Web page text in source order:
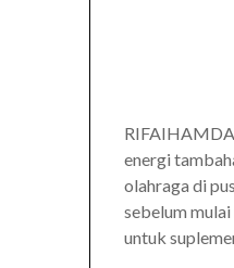
energi
olahraga di
sebelum
untuk